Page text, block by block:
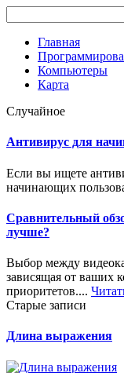
Главная
Компьютеры
Карта
Случайное
Антивирус для
Если вы ищете
начинающих
Сравнительный
лучше?
Выбор между
зависящая от ваших
приоритетов....
Старые записи
Длина выражения